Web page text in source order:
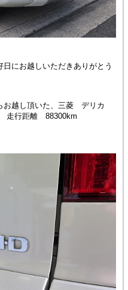
にお越しいただきありがとう
お越し頂いた、三菱 デリカ
行距離 88300km